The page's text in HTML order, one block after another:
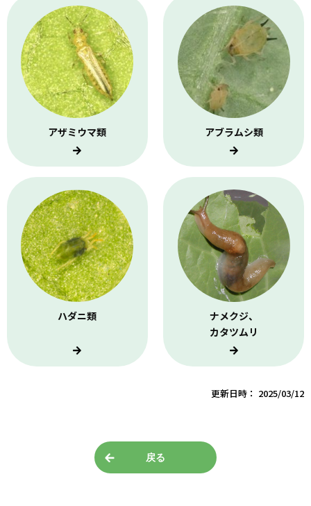
アザミウマ類 アブラムシ類
ハダニ類
ナメクジ、
カタツムリ
更新日時： 2025/03/12
戻る